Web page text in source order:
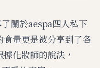
關於aespa四人私下
量更是被分享到了各
化妝師的說法，